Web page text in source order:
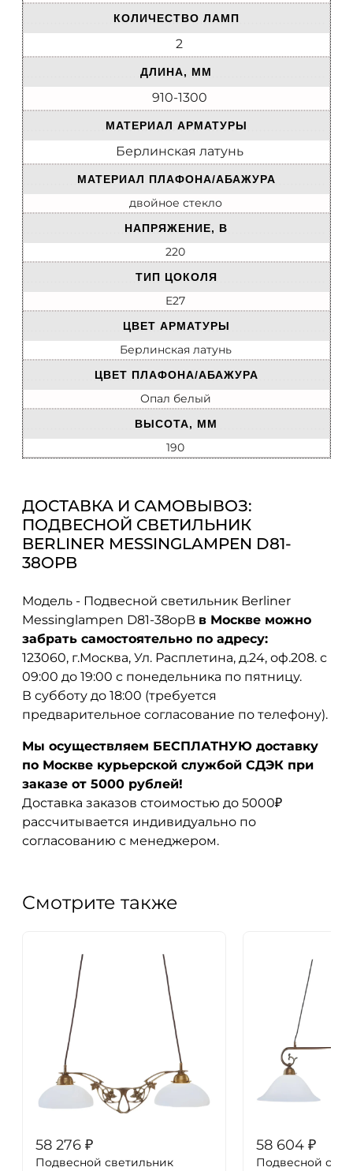
КОЛИЧЕСТВО ЛАМП
2
ДЛИНА, ММ
910-1300
МАТЕРИАЛ АРМАТУРЫ
Берлинская латунь
МАТЕРИАЛ ПЛАФОНА/АБАЖУРА
двойное стекло
НАПРЯЖЕНИЕ, В
220
ТИП ЦОКОЛЯ
E27
ЦВЕТ АРМАТУРЫ
Берлинская латунь
ЦВЕТ ПЛАФОНА/АБАЖУРА
Опал белый
ВЫСОТА, ММ
190
ДОСТАВКА И САМОВЫВОЗ:
ПОДВЕСНОЙ СВЕТИЛЬНИК
BERLINER MESSINGLAMPEN D81-
38OPB
Модель - Подвесной светильник Berliner
Messinglampen D81-38opB в Москве можно
забрать самостоятельно по адресу:
123060, г.Москва, Ул. Расплетина, д.24, оф.208. с
09:00 до 19:00 с понедельника по пятницу.
В субботу до 18:00 (требуется
предварительное согласование по телефону).
Мы осуществляем БЕСПЛАТНУЮ доставку
по Москве курьерской службой СДЭК при
заказе от 5000 рублей!
Доставка заказов стоимостью до 5000₽
рассчитывается индивидуально по
согласованию с менеджером.
Смотрите также
58 276 ₽
Подвесной светильник
58 604 ₽
Подвесной